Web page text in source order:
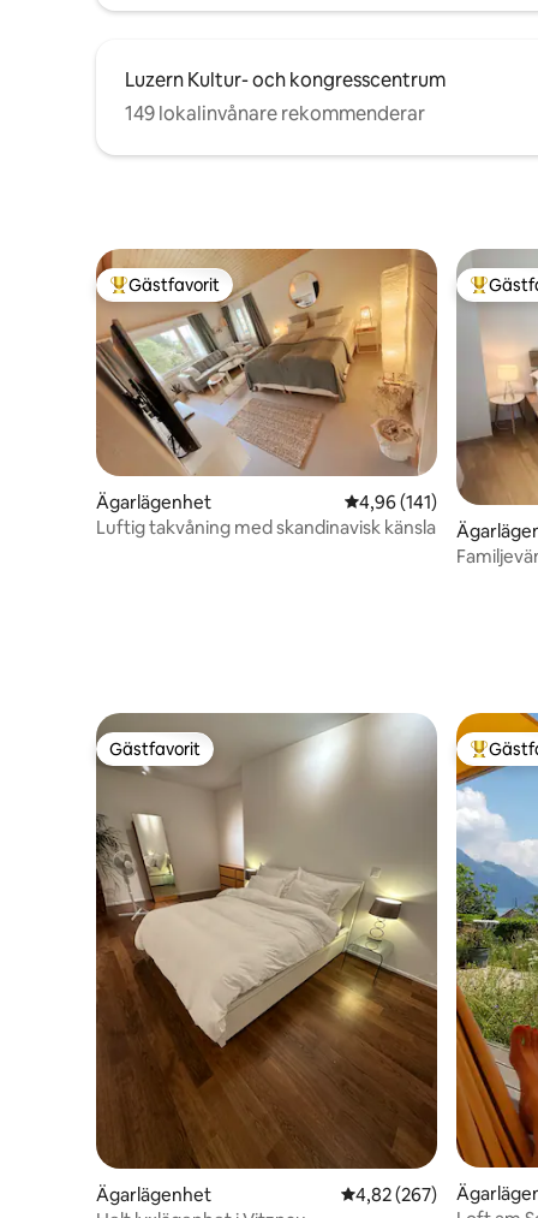
Luzern Kultur- och kongresscentrum
149 lokalinvånare rekommenderar
Populär gästfavorit
Gästfavorit
Ägarlägenhet 4,96 av 5 i
4,96 (141)
Luftig takvåning med skandinavisk känsla
Gästfavorit
Gästfavorit
Ägarlägenhet 4,82 av 5 i
4,82 (267)